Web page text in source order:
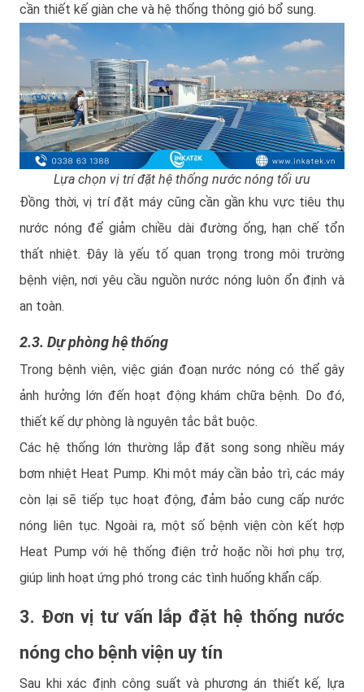
cần thiết kế giàn che và hệ thống thông gió bổ sung.
Lựa chọn vị trí đặt hệ thống nước nóng tối ưu
Đồng thời, vị trí đặt máy cũng cần gần khu vực tiêu thụ
nước nóng để giảm chiều dài đường ống, hạn chế tổn
thất nhiệt. Đây là yếu tố quan trọng trong môi trường
bệnh viện, nơi yêu cầu nguồn nước nóng luôn ổn định và
an toàn.
2.3. Dự phòng hệ thống
Trong bệnh viện, việc gián đoạn nước nóng có thể gây
ảnh hưởng lớn đến hoạt động khám chữa bệnh. Do đó,
thiết kế dự phòng là nguyên tắc bắt buộc.
Các hệ thống lớn thường lắp đặt song song nhiều máy
bơm nhiệt Heat Pump. Khi một máy cần bảo trì, các máy
còn lại sẽ tiếp tục hoạt động, đảm bảo cung cấp nước
nóng liên tục. Ngoài ra, một số bệnh viện còn kết hợp
Heat Pump với hệ thống điện trở hoặc nồi hơi phụ trợ,
giúp linh hoạt ứng phó trong các tình huống khẩn cấp.
3. Đơn vị tư vấn lắp đặt hệ thống nước
nóng cho bệnh viện uy tín
Sau khi xác định công suất và phương án thiết kế, lựa